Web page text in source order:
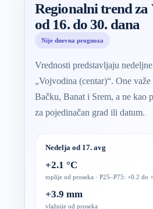
Regionalni trend
od 16. do 30. dana
Nije dnevna prognoza
Vrednosti predstavljaju
„Vojvodina (centar)“. One
Bačku, Banat i Srem, a ne kao
za pojedinačan grad ili datum.
Nedelja od 17. avg
+2.1 °C
toplije od proseka · P25–P75: +0.2 do
+3.9 mm
vlažnije od proseka